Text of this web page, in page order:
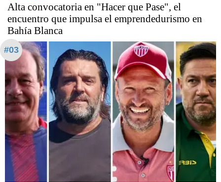
Alta convocatoria en "Hacer que Pase", el
encuentro que impulsa el emprendedurismo en
Bahía Blanca
#03